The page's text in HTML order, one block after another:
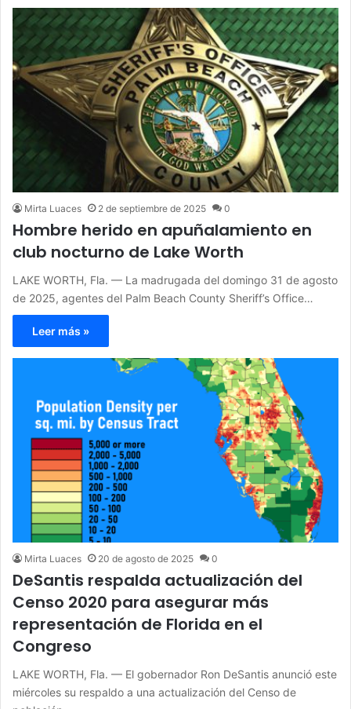
Mirta Luaces 2 de septiembre de 2025 0
Hombre herido en apuñalamiento en
club nocturno de Lake Worth
LAKE WORTH, Fla. — La madrugada del domingo 31 de agosto
de 2025, agentes del Palm Beach County Sheriff’s Office…
Leer más »
Mirta Luaces 20 de agosto de 2025 0
DeSantis respalda actualización del
Censo 2020 para asegurar más
representación de Florida en el
Congreso
LAKE WORTH, Fla. — El gobernador Ron DeSantis anunció este
miércoles su respaldo a una actualización del Censo de